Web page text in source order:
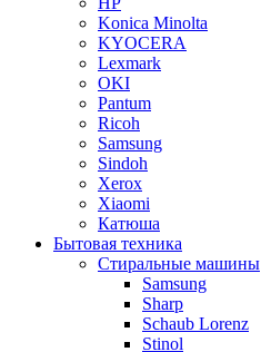
Konica Minolta
KYOCERA
Lexmark
OKI
Pantum
Ricoh
Samsung
Sindoh
Xerox
Xiaomi
Катюша
Бытовая техника
Стиральные машины
Samsung
Sharp
Schaub Lorenz
Stinol